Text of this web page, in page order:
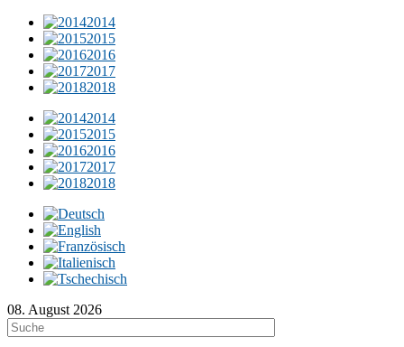
2014
2015
2016
2017
2018
2014
2015
2016
2017
2018
08. August 2026